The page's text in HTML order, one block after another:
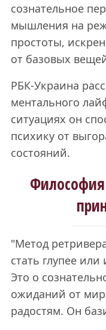
сознательное
мышления на
простоты,
от базовых
РБК-Украина
ментального
ситуациях он
психику от
состояний.
"Метод
стать глупее
Это о
ожиданий от
радостям. Он